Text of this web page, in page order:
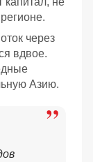
через
вдвое.
Азию.